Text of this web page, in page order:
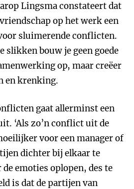
Lingsma constateert dat
op het werk een
sluimerende conflicten.
slikken bouw je geen goede
op, maar creëer
en krenking.
gaat allerminst een
‘Als zo’n conflict uit de
voor een manager of
dichter bij elkaar te
de emoties oplopen, des te
is dat de partijen van